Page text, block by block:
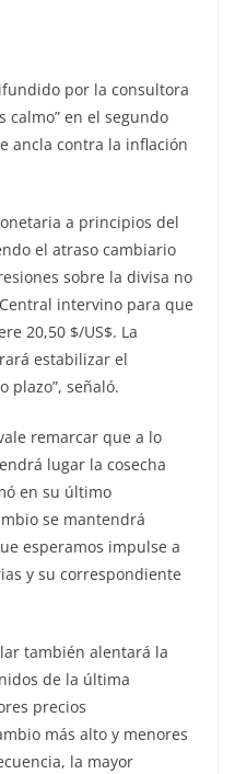
por la consultora
calmo” en el segundo
ancla contra la inflación
a principios del
el atraso cambiario
sobre la divisa no
intervino para que
20,50 $/US$. La
estabilizar el
plazo”, señaló.
remarcar que a lo
lugar la cosecha
en su último
se mantendrá
esperamos impulse a
y su correspondiente
también alentará la
de la última
precios
más alto y menores
la mayor